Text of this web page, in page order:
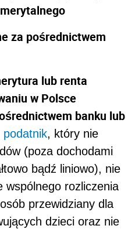
za pośrednictwem
lub renta
w Polsce
banku lub
podatnik, który nie
(poza dochodami
bądź liniowo), nie
wspólnego rozliczenia
przewidziany dla
dzieci oraz nie